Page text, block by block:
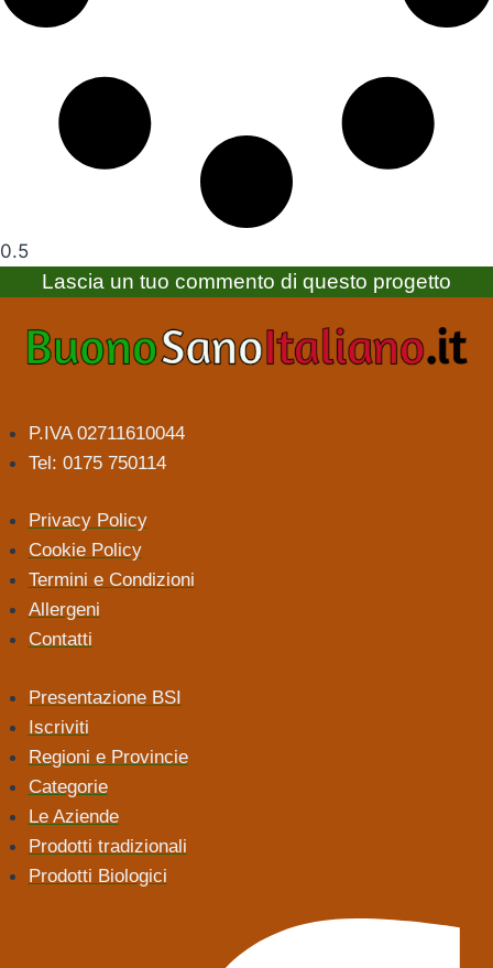
Lascia un tuo commento di questo progetto
P.IVA 02711610044
Tel: 0175 750114
Privacy Policy
Cookie Policy
Termini e Condizioni
Allergeni
Contatti
Presentazione BSI
Iscriviti
Regioni e Provincie
Categorie
Le Aziende
Prodotti tradizionali
Prodotti Biologici